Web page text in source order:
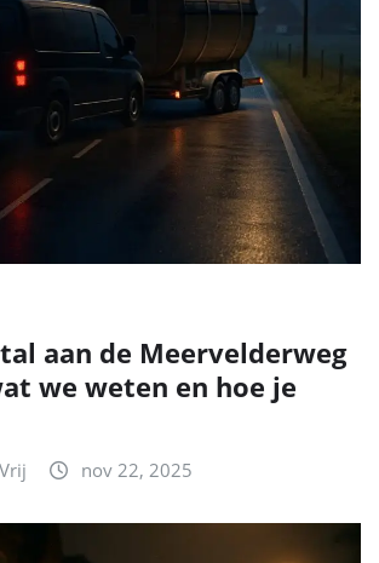
aan de Meervelderweg
we weten en hoe je
nov 22, 2025